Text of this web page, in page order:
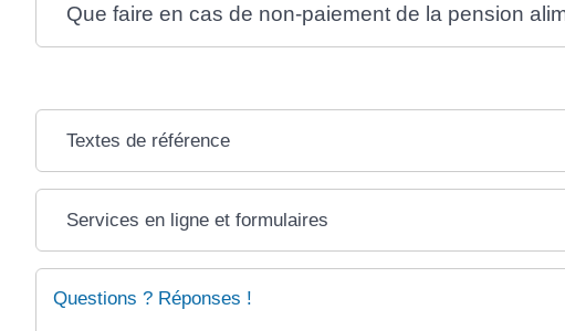
Que faire en cas de non-paiement de la pension
Textes de référence
Services en ligne et formulaires
Questions ? Réponses !